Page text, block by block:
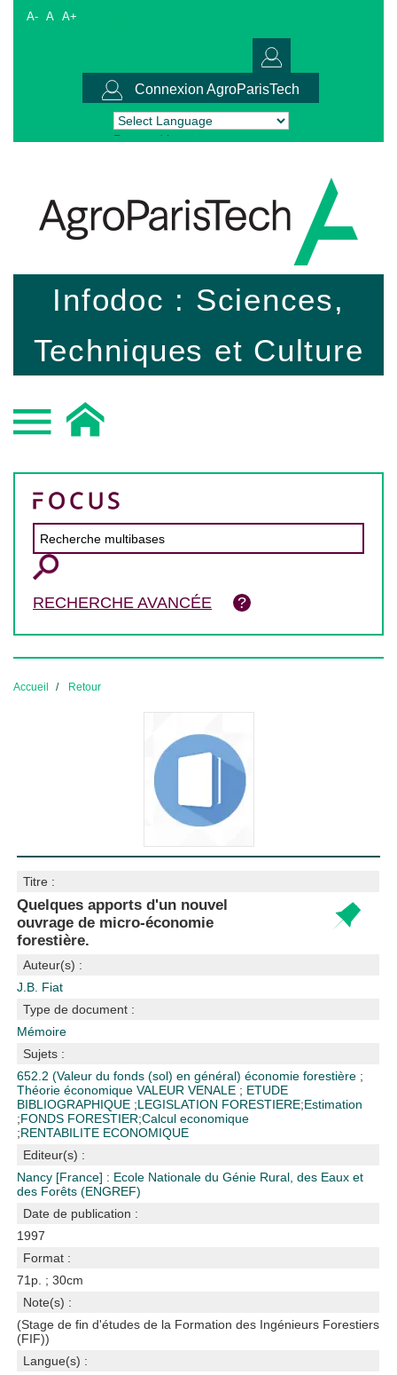
A- A A+
Connexion AgroParisTech
Powered by Translate
Infodoc : Sciences,
Techniques et Culture
RECHERCHE AVANCÉE
Accueil Retour
Titre :
Quelques apports d'un nouvel
ouvrage de micro-économie
forestière.
Auteur(s) :
J.B. Fiat
Type de document :
Mémoire
Sujets :
652.2 (Valeur du fonds (sol) en général)économie forestière ;
Théorie économiqueVALEUR VENALE ; ETUDE
BIBLIOGRAPHIQUE ;LEGISLATION FORESTIERE;Estimation
;FONDS FORESTIER;Calcul economique
;RENTABILITE ECONOMIQUE
Editeur(s) :
Nancy [France] : Ecole Nationale du Génie Rural, des Eaux et
des Forêts (ENGREF)
Date de publication :
1997
Format :
71p. ; 30cm
Note(s) :
(Stage de fin d'études de la Formation des Ingénieurs Forestiers
(FIF))
Langue(s) :